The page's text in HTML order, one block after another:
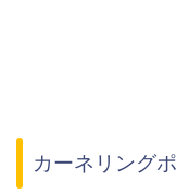
カーネリング